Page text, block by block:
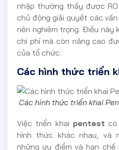
nhập thường thấy được
chủ động giải quyết các
nên nghiêm trọng. Điều này
chi phí mà còn nâng cao
của tổ chức.
Các hình thức triển
Các hình thức triển khai
Việc triển khai pentest
hình thức khác nhau, và
những ưu điểm và hạn